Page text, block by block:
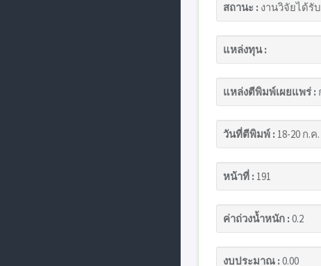
สถานะ : งานวิจัยได้รั
แหล่งทุน :
แหล่งตีพิมพ์เผยแพร่ :
วันที่ตีพิมพ์ : 18-20 ก.ค
หน้าที่ : 191
ค่าถ่วงน้ำหนัก :0.2
งบประมาณ :0.00